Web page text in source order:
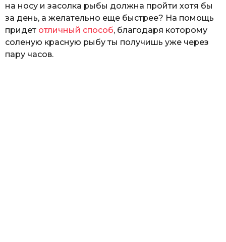
на носу и засолка рыбы должна пройти хотя бы
за день, а желательно еще быстрее? На помощь
придет отличный способ, благодаря которому
соленую красную рыбу ты получишь уже через
пару часов.